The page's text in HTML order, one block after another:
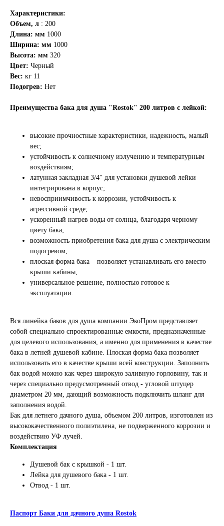
Характеристики:
Объем, л : 200
Длина: мм 1000
Ширина: мм 1000
Высота: мм 320
Цвет: Черный
Вес: кг 11
Подогрев: Нет
Преимущества бака для душа "Rostok" 200 литров с лейкой:
высокие прочностные характеристики, надежность, малый
вес;
устойчивость к солнечному излучению и температурным
воздействиям;
латунная закладная 3/4" для установки душевой лейки
интегрирована в корпус;
невосприимчивость к коррозии, устойчивость к
агрессивной среде;
ускоренный нагрев воды от солнца, благодаря черному
цвету бака;
возможность приобретения бака для душа с электрическим
подогревом;
плоская форма бака – позволяет устанавливать его вместо
крыши кабины;
универсальное решение, полностью готовое к
эксплуатации.
Вся линейка баков для душа компании ЭкоПром представляет
собой специально спроектированные емкости, предназначенные
для целевого использования, а именно для применения в качестве
бака в летней душевой кабине. Плоская форма бака позволяет
использовать его в качестве крыши всей конструкции. Заполнить
бак водой можно как через широкую заливную горловину, так и
через специально предусмотренный отвод - угловой штуцер
диаметром 20 мм, дающий возможность подключить шланг для
заполнения водой.
Бак для летнего дачного душа, объемом 200 литров, изготовлен из
высококачественного полиэтилена, не подверженного коррозии и
воздействию УФ лучей.
Комплектация
Душевой бак с крышкой - 1 шт.
Лейка для душевого бака - 1 шт.
Отвод - 1 шт.
Паспорт Баки для дачного душа Rostok